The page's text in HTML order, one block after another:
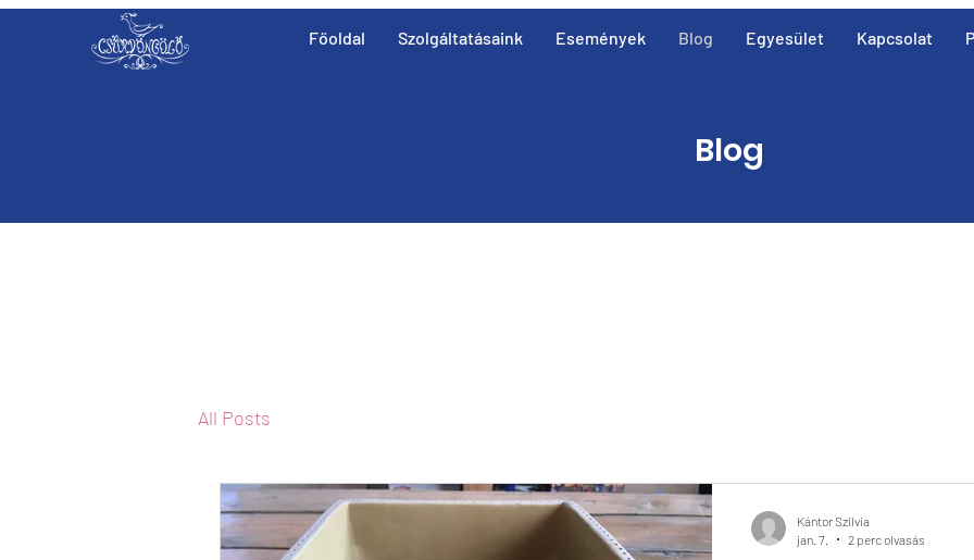
Főoldal Szolgáltatásaink Események Blog Egyesület Kapcsolat
Blog
All Posts
Kántor Szilvia
jan. 7.
2 perc olvasás